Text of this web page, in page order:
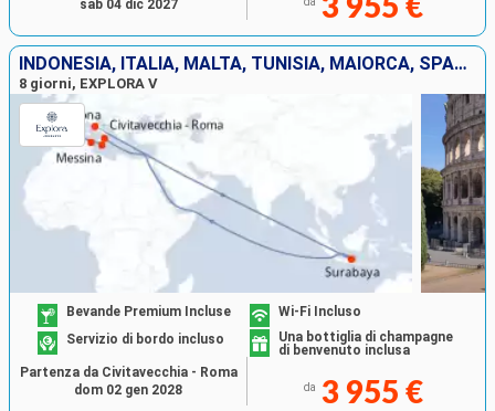
3 955 €
sab 04 dic 2027
INDONESIA, ITALIA, MALTA, TUNISIA, MAIORCA, SPAGNA
8 giorni, EXPLORA V
Bevande Premium Incluse
Wi-Fi Incluso
Servizio di bordo incluso
Una bottiglia di champagne
di benvenuto inclusa
da 3 955 €
Partenza da Civitavecchia - Roma
dom 02 gen 2028